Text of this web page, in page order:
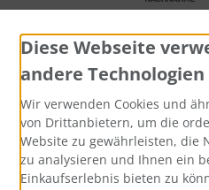
Diese Webseite
andere Technologien
Wir verwenden Cookies und
von Drittanbietern, um die
Website zu gewährleisten, die
zu analysieren und Ihnen ein
Einkaufserlebnis bieten zu